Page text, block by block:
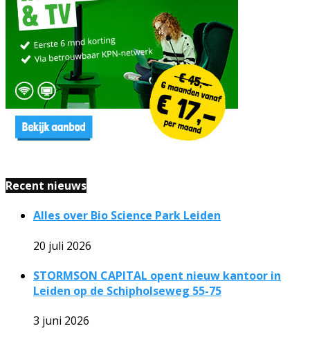
Recent nieuws
Alles over Bio Science Park Leiden
20 juli 2026
STORMSON CAPITAL opent nieuw kantoor in
Leiden op de Schipholseweg 55-75
3 juni 2026